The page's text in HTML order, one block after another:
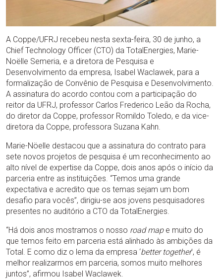
A Coppe/UFRJ recebeu nesta sexta-feira, 30 de junho, a
Chief Technology Officer (CTO) da TotalEnergies, Marie-
Noëlle Semeria, e a diretora de Pesquisa e
Desenvolvimento da empresa, Isabel Waclawek, para a
formalização de Convênio de Pesquisa e Desenvolvimento.
A assinatura do acordo contou com a participação do
reitor da UFRJ, professor Carlos Frederico Leão da Rocha,
do diretor da Coppe, professor Romildo Toledo, e da vice-
diretora da Coppe, professora Suzana Kahn.
Marie-Nöelle destacou que a assinatura do contrato para
sete novos projetos de pesquisa é um reconhecimento ao
alto nível de expertise da Coppe, dois anos após o início da
parceria entre as instituições. “Temos uma grande
expectativa e acredito que os temas sejam um bom
desafio para vocês”, dirigiu-se aos jovens pesquisadores
presentes no auditório a CTO da TotalEnergies.
“Há dois anos mostramos o nosso road mape muito do
que temos feito em parceria está alinhado às ambições da
Total. E como diz o lema da empresa ‘better together’, é
melhor realizarmos em parceria, somos muito melhores
juntos”, afirmou Isabel Waclawek.